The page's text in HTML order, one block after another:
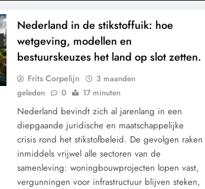
Nederland in de stikstoffuik: hoe
wetgeving, modellen en
bestuurskeuzes het land op slot zetten.
Frits Corpelijn
3 maanden
geleden
0 17 minuten
Nederland bevindt zich al jarenlang in een
diepgaande juridische en maatschappelijke
crisis rond het stikstofbeleid. De gevolgen raken
inmiddels vrijwel alle sectoren van de
samenleving: woningbouwprojecten lopen vast,
vergunningen voor infrastructuur blijven steken,